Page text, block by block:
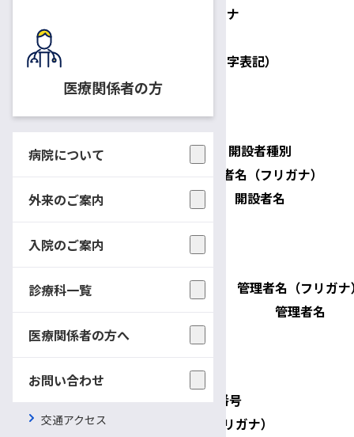
略称フリガナ
英語表記（ローマ字表記）
開設者種別
開設者名（フリガナ）
開設者名
医療機関の管理者
管理者名（フリガナ）
管理者名
郵便番号
所在地（フリガナ）
医療関係者の方
病院について
外来のご案内
入院のご案内
診療科一覧
医療関係者の方へ
お問い合わせ
交通アクセス